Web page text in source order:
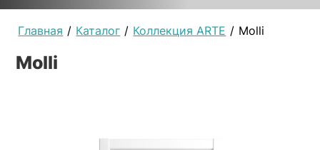
Главная / Каталог / Коллекция ARTE / Molli
Molli